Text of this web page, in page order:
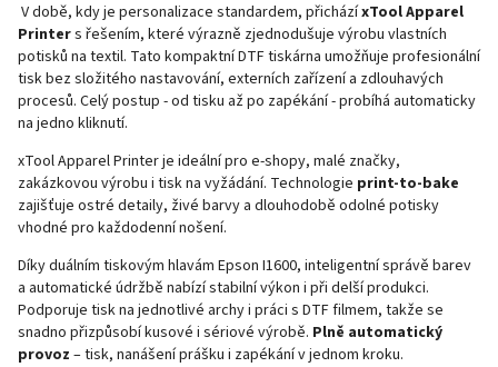
V době, kdy je personalizace standardem, přicházíxTool Apparel
Printers řešením, které výrazně zjednodušuje výrobu vlastních
potisků na textil. Tato kompaktní DTF tiskárna umožňuje profesionální
tisk bez složitého nastavování, externích zařízení a zdlouhavých
procesů. Celý postup - od tisku až po zapékání - probíhá automaticky
na jedno kliknutí.
xTool Apparel Printer je ideální pro e-shopy, malé značky,
zakázkovou výrobu i tisk na vyžádání. Technologie print-to-bake
zajišťuje ostré detaily, živé barvy a dlouhodobě odolné potisky
vhodné pro každodenní nošení.
Díky duálním tiskovým hlavám Epson I1600, inteligentní správě barev
a automatické údržbě nabízí stabilní výkon i při delší produkci.
Podporuje tisk na jednotlivé archy i práci s DTF filmem, takže se
snadno přizpůsobí kusové i sériové výrobě. Plně automatický
provoz – tisk, nanášení prášku i zapékání v jednom kroku.